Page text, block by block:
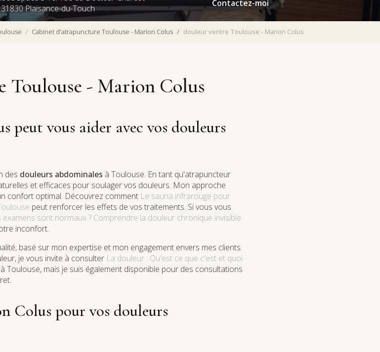
31830 Plaisance-du-Touch
Contactez-moi
Cabinet d'atrapuncture Toulouse - Marion Colus douleur ventre Toulouse - Marion Colus
Toulouse - Marion Colus
peut vous aider avec vos douleurs
des douleurs abdominales à Toulouse. En tant qu'atrapuncteur
et efficaces pour soulager vos douleurs. Mon approche
confort optimal. Découvrez comment Le sauna infrarouge pour
peut renforcer les effets de vos traitements. Si vous vous
examens sont normaux ? Comprendre la douleur chronique invisible
inconfort.
basé sur mon expertise et mon engagement envers mes clients.
je vous invite à consulter La douleur : Qu'est ce que c'est et quoi
Toulouse, mais je suis également disponible pour des consultations
Colus pour vos douleurs